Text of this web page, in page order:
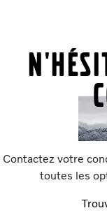
Contactez votre
toutes les